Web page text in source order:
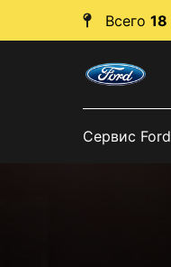
Всего 18
Сервис Ford